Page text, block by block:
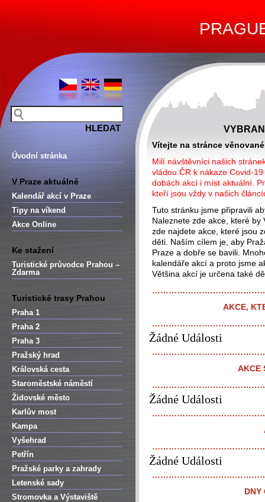
Úvodní stránka
V Praze aktuálně
Kalendář akcí v Praze
Tipy na víkend
Akce Online
Ke stažení
Turistické průvodce Prahou –
Zdarma
Turistické trasy Prahou
Praha 1
Praha 2
Praha 3
Pražský hrad
Královská cesta
Staroměstské náměstí
Židovské město
Karlův most
Kampa
Vyšehrad
Petřín
Pražské parky a zahrady
Letenské sady
Stromovka a Výstaviště
Vítejte na stránce
Milí návštěvníci našich
vládou ČR k nákaze Covid-
dobách akcí i míst aktuální.
kteří jsou vždy v našich
Tuto stránku jsme připravili
Naleznete zde akce, které
zde najdete akce, které jsou
děti. Naším cílem je, aby
Praze a dobře se bavili.
kalendáře akcí a proto jsme
Většina akcí je určena také
AKCE,
Žádné Události
AKCE
Žádné Události
Žádné Události
DNY